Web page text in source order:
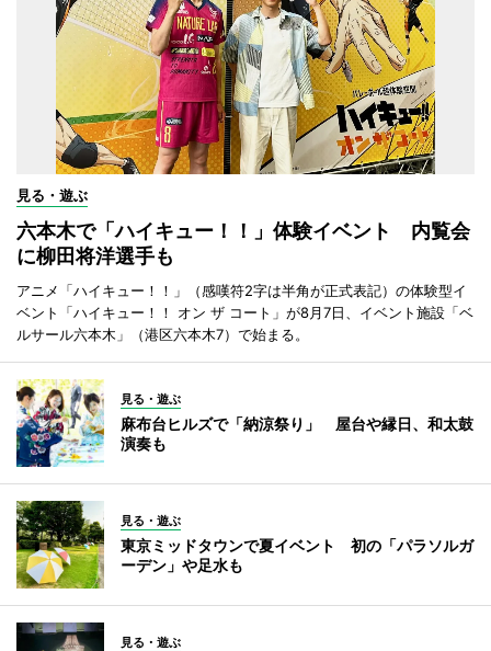
見る・遊ぶ
六本木で「ハイキュー！！」体験イベント 内覧会
に柳田将洋選手も
アニメ「ハイキュー！！」（感嘆符2字は半角が正式表記）の体験型イ
ベント「ハイキュー！！ オン ザ コート」が8月7日、イベント施設「ベ
ルサール六本木」（港区六本木7）で始まる。
見る・遊ぶ
麻布台ヒルズで「納涼祭り」 屋台や縁日、和太鼓
演奏も
見る・遊ぶ
東京ミッドタウンで夏イベント 初の「パラソルガ
ーデン」や足水も
見る・遊ぶ